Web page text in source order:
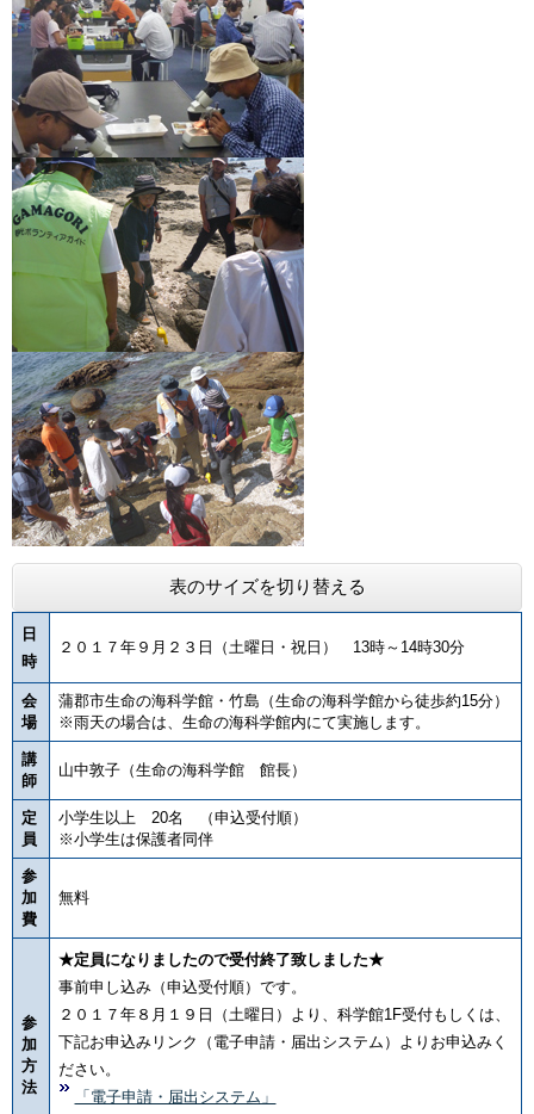
表のサイズを切り替える
日
時
２０１７年９月２３日（土曜日・祝日） 13時～14時30分
会
場
蒲郡市生命の海科学館・竹島（生命の海科学館から徒歩約15分）
※雨天の場合は、生命の海科学館内にて実施します。
講
師
山中敦子（生命の海科学館 館長）
定
員
小学生以上 20名 （申込受付順）
※小学生は保護者同伴
参
加
費
無料
参
加
方
法
★定員になりましたので受付終了致しました★
事前申し込み（申込受付順）です。
２０１７年８月１９日（土曜日）より、科学館1F受付もしくは、
下記お申込みリンク（電子申請・届出システム）よりお申込みく
ださい。
「電子申請・届出システム」